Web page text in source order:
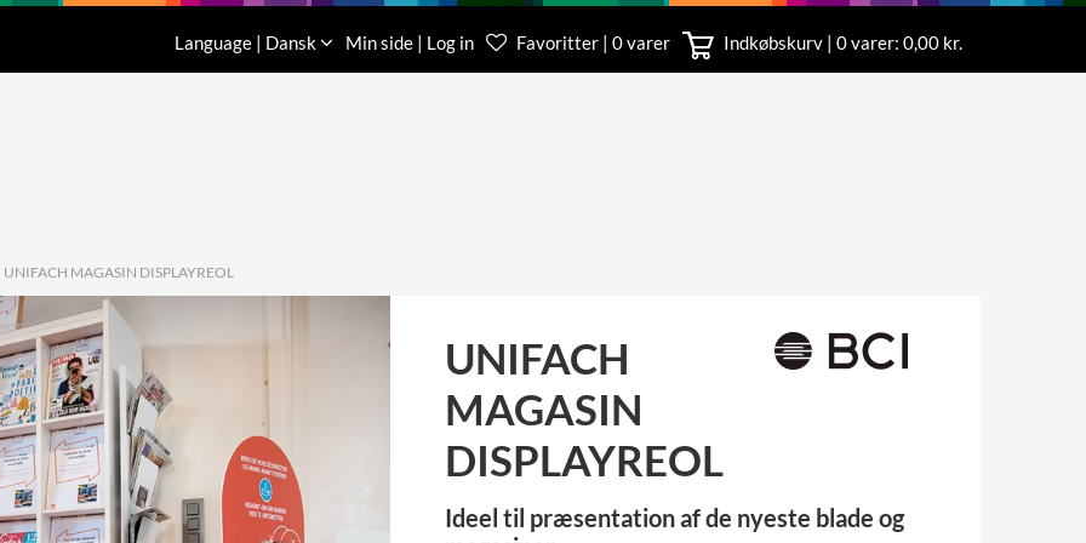
Language | Dansk Min side | Log in Favoritter | 0 varer Indkøbskurv | 0varer: 0,00 kr.
Kundeservice
76 78 26 11
UNIFACH MAGASIN DISPLAYREOL
UNIFACH
MAGASIN
DISPLAYREOL
Ideel til præsentation af de nyeste blade og